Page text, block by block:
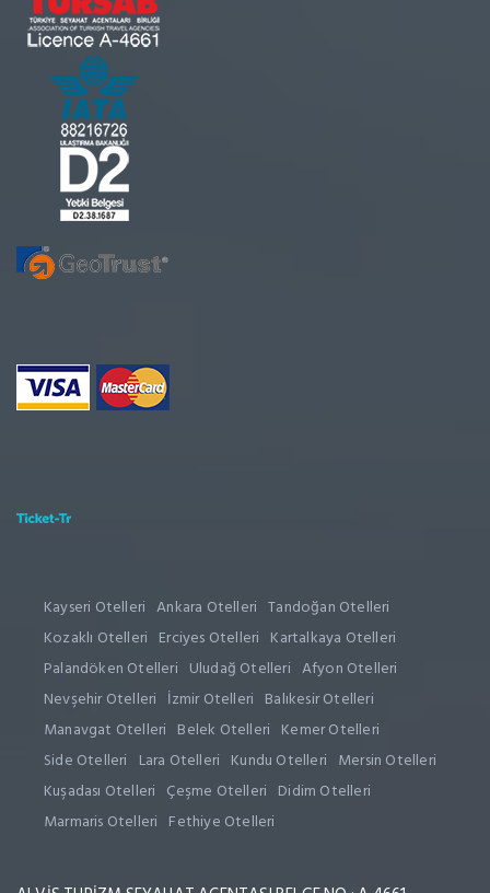
Kayseri Otelleri Ankara Otelleri Tandoğan Otelleri
Kozaklı Otelleri Erciyes Otelleri Kartalkaya Otelleri
Palandöken Otelleri Uludağ Otelleri Afyon Otelleri
Nevşehir Otelleri İzmir Otelleri Balıkesir Otelleri
Manavgat Otelleri Belek Otelleri Kemer Otelleri
Side Otelleri Lara Otelleri Kundu Otelleri Mersin Otelleri
Kuşadası Otelleri Çeşme Otelleri Didim Otelleri
Marmaris Otelleri Fethiye Otelleri